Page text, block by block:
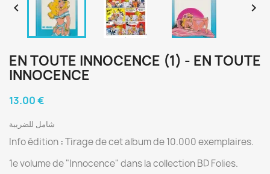
 
EN TOUTE INNOCENCE (1) - EN TOUTE
INNOCENCE
13.00 €
شامل للضريبة
Info édition:Tirage de cet album de 10.000 exemplaires.
1e volume de "Innocence" dans la collection BD Folies.